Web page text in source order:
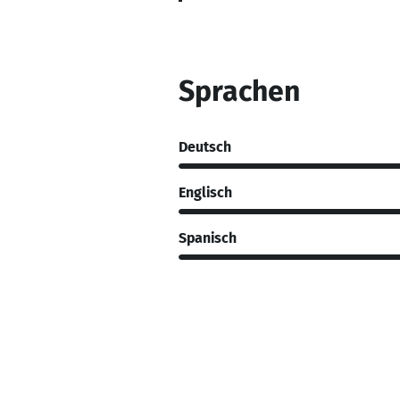
Sprachen
Deutsch
Englisch
Spanisch